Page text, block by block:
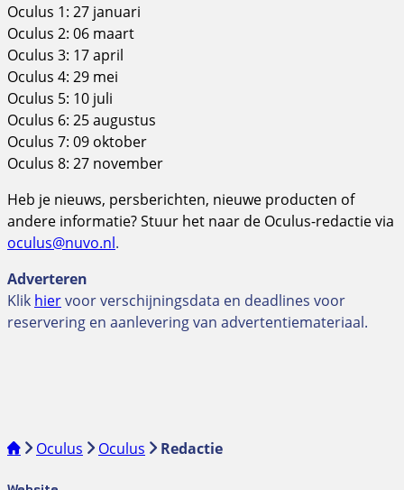
Oculus 1: 27 januari
Oculus 2: 06 maart
Oculus 3: 17 april
Oculus 4: 29 mei
Oculus 5: 10 juli
Oculus 6: 25 augustus
Oculus 7: 09 oktober
Oculus 8: 27 november
Heb je nieuws, persberichten, nieuwe producten of
andere informatie? Stuur het naar de Oculus-redactie via
oculus@nuvo.nl.
Adverteren
Klik hiervoor verschijningsdata en deadlines voor
reservering en aanlevering van advertentiemateriaal.
Oculus Oculus Redactie